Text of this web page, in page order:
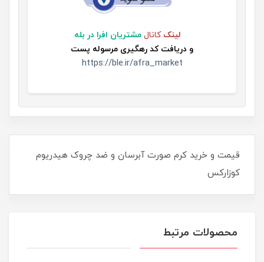
لینک کانال مشتریان افرا در بله
و دریافت کد رهگیری مرسوله پست
https://ble.ir/afra_market
قیمت و خرید کرم صورت آبرسان و ضد چروک هیدریوم
کوزارکس
محصولات مرتبط